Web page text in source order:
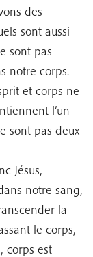
des
sont aussi
sont pas
notre corps.
et corps ne
l’un
sont pas deux
Jésus,
notre sang,
la
le corps,
corps est